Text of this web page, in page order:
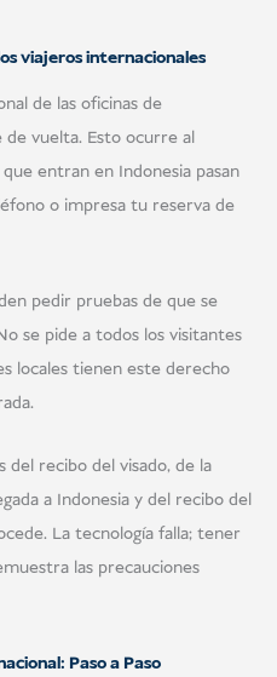
viajeros internacionales
de las oficinas de
vuelta. Esto ocurre al
entran en Indonesia pasan
o impresa tu reserva de
pedir pruebas de que se
se pide a todos los visitantes
locales tienen este derecho
del recibo del visado, de la
a Indonesia y del recibo del
La tecnología falla; tener
las precauciones
Paso a Paso